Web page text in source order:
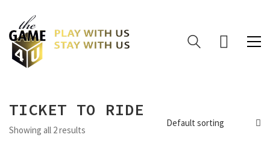
TICKET TO RIDE
Showing all 2 results
Default sorting